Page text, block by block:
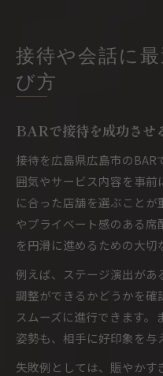
接待や会話に
び方
BARで接待を成功させ
接待を広島県広島市の
囲気やサービス内容を事
に合った店舗を選ぶこと
やプライベート感のある
を円滑に進めるための大切
例えば、ステージ演出があ
調整ができるかどうかを確
スムーズに進行できます
姿勢も、相手に好印象を与
失敗例としては、賑やか